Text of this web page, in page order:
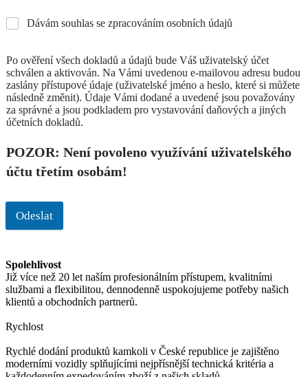
Dávám souhlas se zpracováním osobních údajů
Po ověření všech dokladů a údajů bude Váš uživatelský účet
schválen a aktivován. Na Vámi uvedenou e-mailovou adresu budou
zaslány přístupové údaje (uživatelské jméno a heslo, které si můžete
následně změnit). Údaje Vámi dodané a uvedené jsou považovány
za správné a jsou podkladem pro vystavování daňových a jiných
účetních dokladů.
POZOR: Není povoleno využívání uživatelského
účtu třetím osobám!
Odeslat
Spolehlivost
Již více než 20 let naším profesionálním přístupem, kvalitními
službami a flexibilitou, dennodenně uspokojujeme potřeby našich
klientů a obchodních partnerů.
Rychlost
Rychlé dodání produktů kamkoli v České republice je zajištěno
moderními vozidly splňujícími nejpřísnější technická kritéria a